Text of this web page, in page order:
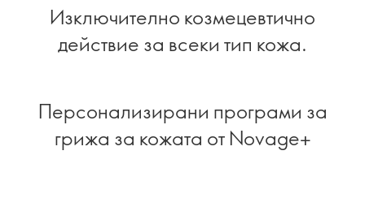
Изключително козмецевтично
действие за всеки тип кожа.
Персонализирани програми за
грижа за кожата от Novage+